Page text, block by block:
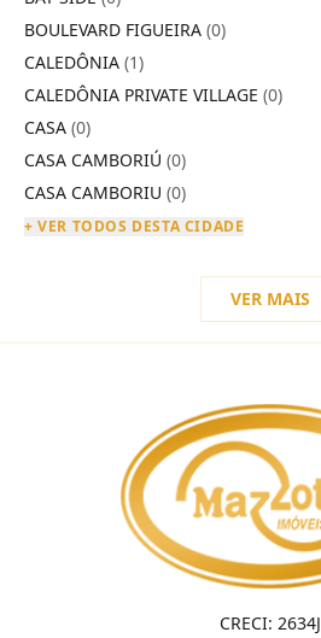
BOULEVARD FIGUEIRA (0)
CALEDÔNIA (1)
CALEDÔNIA PRIVATE VILLAGE (0)
CASA (0)
CASA CAMBORIÚ (0)
CASA CAMBORIU (0)
+ VER TODOS DESTA CIDADE
VER MAIS
CRECI: 2634J